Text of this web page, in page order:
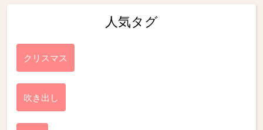
人気タグ
クリスマス
吹き出し